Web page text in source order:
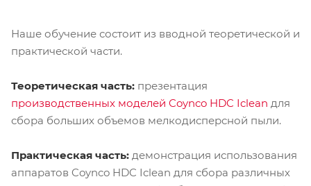
Наше обучение состоит из вводной теоретической и
практической части.
Теоретическая часть: презентация
производственных моделей Coynco HDC Iclean для
сбора больших объемов мелкодисперсной пыли.
Практическая часть: демонстрация использования
аппаратов Coynco HDC Iclean для сбора различных